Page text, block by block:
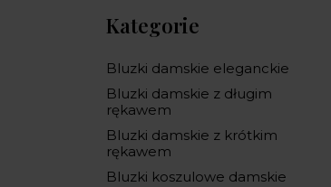
Kategorie
Bluzki damskie eleganckie
Bluzki damskie z długim
rękawem
Bluzki damskie z krótkim
rękawem
Bluzki koszulowe damskie